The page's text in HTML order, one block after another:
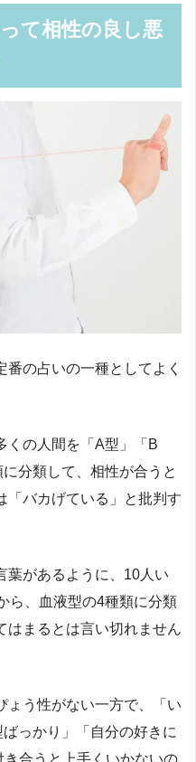
て相性の良し悪
の占いの一種としてよく
くの人間を「 A型」「 B
に分類して、相性が合うと
「バカげている」と批判す
があるように、 10人い
ら、血液型の4種類に分類
はまるとは言い切れません
ょう性がない一方で、「い
ばっかり」「自分の好きに
き合うと上手くいかないの